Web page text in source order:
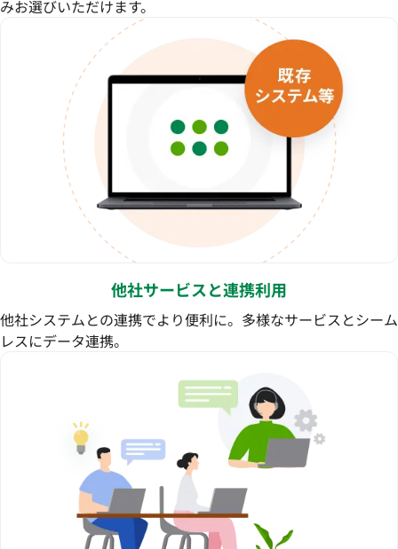
みお選びいただけます。
他社サービスと連携利用
他社システムとの連携でより便利に。多様なサービスとシーム
レスにデータ連携。